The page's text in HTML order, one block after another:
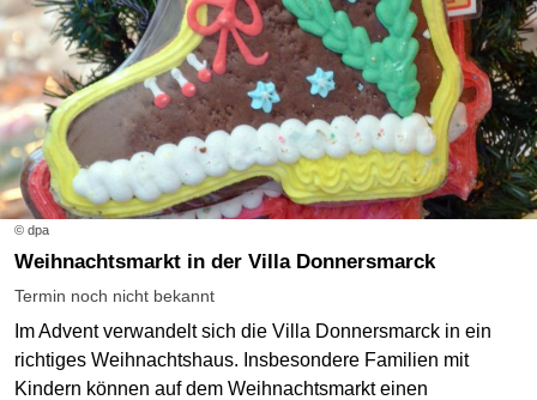
© dpa
Weihnachtsmarkt in der Villa Donnersmarck
Termin noch nicht bekannt
Im Advent verwandelt sich die Villa Donnersmarck in ein
richtiges Weihnachtshaus. Insbesondere Familien mit
Kindern können auf dem Weihnachtsmarkt einen